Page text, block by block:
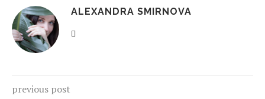
ALEXANDRA SMIRNOVA
previous post